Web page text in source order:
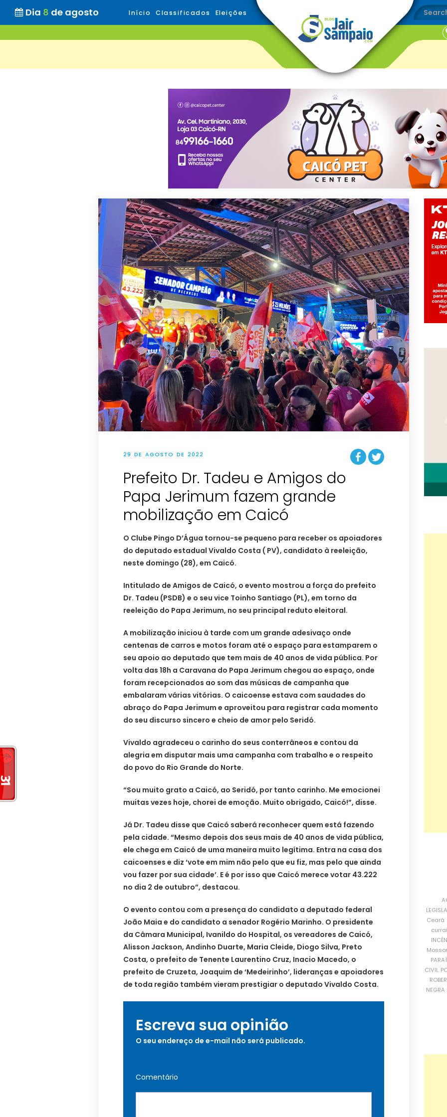
Dia 8 de agosto Início Classificados Eleições
29 DE AGOSTO DE 2022
Prefeito Dr. Tadeu e Amigos do
Papa Jerimum fazem grande
mobilização em Caicó
O Clube Pingo D’Água tornou-se pequeno para receber os apoiadores
do deputado estadual Vivaldo Costa ( PV), candidato à reeleição,
neste domingo (28), em Caicó.
Intitulado de Amigos de Caicó, o evento mostrou a força do prefeito
Dr. Tadeu (PSDB) e o seu vice Toinho Santiago (PL), em torno da
reeleição do Papa Jerimum, no seu principal reduto eleitoral.
A mobilização iniciou à tarde com um grande adesivaço onde
centenas de carros e motos foram até o espaço para estamparem o
seu apoio ao deputado que tem mais de 40 anos de vida pública. Por
volta das 18h a Caravana do Papa Jerimum chegou ao espaço, onde
foram recepcionados ao som das músicas de campanha que
embalaram várias vitórias. O caicoense estava com saudades do
abraço do Papa Jerimum e aproveitou para registrar cada momento
do seu discurso sincero e cheio de amor pelo Seridó.
Vivaldo agradeceu o carinho do seus conterrâneos e contou da
alegria em disputar mais uma campanha com trabalho e o respeito
do povo do Rio Grande do Norte.
“Sou muito grato a Caicó, ao Seridó, por tanto carinho. Me emocionei
muitas vezes hoje, chorei de emoção. Muito obrigado, Caicó!”, disse.
Já Dr. Tadeu disse que Caicó saberá reconhecer quem está fazendo
pela cidade. “Mesmo depois dos seus mais de 40 anos de vida pública,
ele chega em Caicó de uma maneira muito legítima. Entra na casa dos
caicoenses e diz ‘vote em mim não pelo que eu fiz, mas pelo que ainda
vou fazer por sua cidade’. E é por isso que Caicó merece votar 43.222
no dia 2 de outubro”, destacou.
O evento contou com a presença do candidato a deputado federal
João Maia e do candidato a senador Rogério Marinho. O presidente
da Câmara Municipal, Ivanildo do Hospital, os vereadores de Caicó,
Alisson Jackson, Andinho Duarte, Maria Cleide, Diogo Silva, Preto
Costa, o prefeito de Tenente Laurentino Cruz, Inacio Macedo, o
prefeito de Cruzeta, Joaquim de ‘Medeirinho’, lideranças e apoiadores
de toda região também vieram prestigiar o deputado Vivaldo Costa.
Escreva sua opinião
O seu endereço de e-mail não será publicado.
Comentário
Ceará
CIVIL
NEGRA